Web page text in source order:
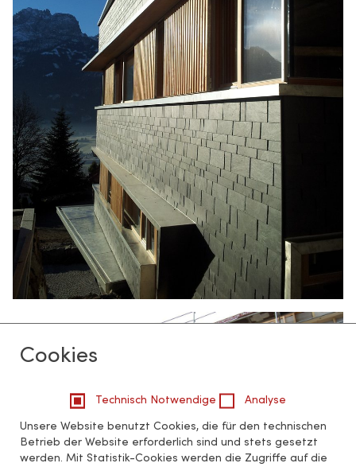
Cookies
Technisch Notwendige Analyse
Unsere Website benutzt Cookies, die für den technischen
Betrieb der Website erforderlich sind und stets gesetzt
werden. Mit Statistik-Cookies werden die Zugriffe auf die